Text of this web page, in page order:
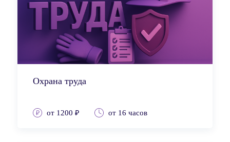
Охрана труда
от 1200 ₽ от 16 часов